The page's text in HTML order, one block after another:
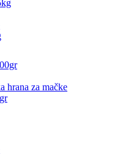
hrana za mačke